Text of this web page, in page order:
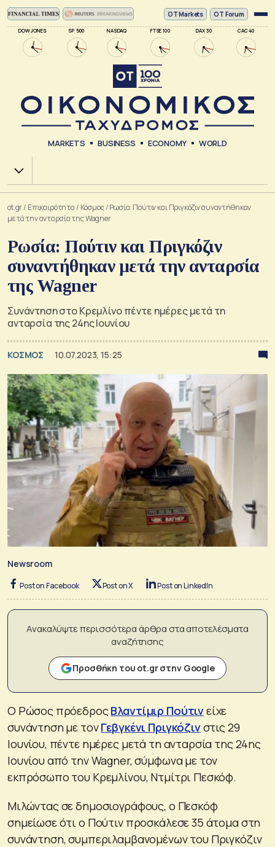
DOW JONES SP 500 NASDAQ FTSE 100 DAX 30 CAC 40
ΟΤ Markets OT Forum
MARKETS BUSINESS ECONOMY WORLD
Χ.Α.
ot.gr/ Επικαιρότητα / Κόσμος/Ρωσία: Πούτιν και Πριγκόζιν συναντήθηκαν
μετά την ανταρσία της Wagner
Ρωσία: Πούτιν και Πριγκόζιν
συναντήθηκαν μετά την ανταρσία
της Wagner
Συνάντηση στο Κρεμλίνο πέντε ημέρες μετά τη
ανταρσία της 24ης Ιουνίου
ΚΟΣΜΟΣ 10.07.2023, 15:25
Newsroom
Post on Facebook Post on X Post on LinkedIn
Ανακαλύψτε περισσότερα άρθρα στα αποτελέσματα
αναζήτησης
Προσθήκη του ot.gr στην Google
Ο Ρώσος πρόεδροςΒλαντίμιρ Πούτινείχε
συνάντηση με τονΓεβγκένι Πριγκόζινστις 29
Ιουνίου, πέντε ημέρες μετά τη ανταρσία της 24ης
Ιουνίου από την Wagner, σύμφωνα με τον
εκπρόσωπο του Κρεμλίνου, Ντμίτρι Πεσκόφ.
Μιλώντας σε δημοσιογράφους, ο Πεσκόφ
σημείωσε ότι ο Πούτιν προσκάλεσε 35 άτομα στη
συνάντηση, συμπεριλαμβανομένων του Πριγκόζιν